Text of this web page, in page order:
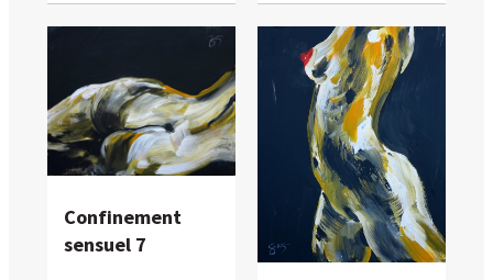
Confinement
sensuel 7